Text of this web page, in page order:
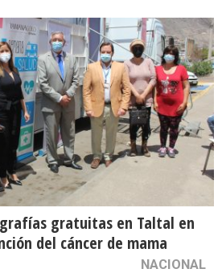
gratuitas en Taltal en
del cáncer de mama
NACIONAL